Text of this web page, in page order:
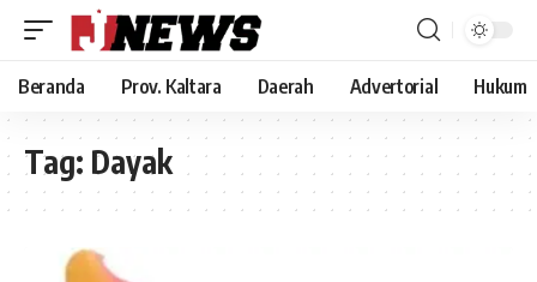
Beranda Prov. Kaltara Daerah Advertorial Hukum
Tag: Dayak